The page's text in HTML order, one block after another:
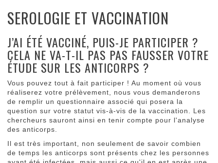
SEROLOGIE ET VACCINATION
J’AI ÉTÉ VACCINÉ, PUIS-JE PARTICIPER ?
CELA NE VA-T-IL PAS PAS FAUSSER VOTRE
ÉTUDE SUR LES ANTICORPS ?
Vous pouvez tout à fait participer ! Au moment où vous
réaliserez votre prélèvement, nous vous demanderons
de remplir un questionnaire associé qui posera la
question sur votre statut vis-à-vis de la vaccination. Les
chercheurs sauront ainsi en tenir compte pour l'analyse
des anticorps.
Il est très important, non seulement de savoir combien
de temps les anticorps sont présents chez les personnes